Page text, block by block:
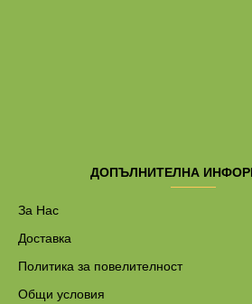
ДОПЪЛНИТЕЛНА
За Нас
Доставка
Политика за повелителност
Общи условия